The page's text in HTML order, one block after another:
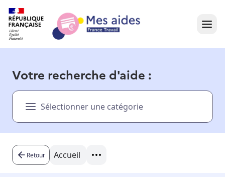
Présentation vidéo
Besoin d'aide ?
Votre recherche d'aide :
Sélectionner une catégorie
Retour Accueil